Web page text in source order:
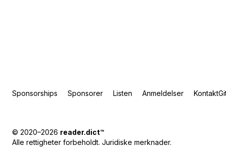
Sponsorships Sponsorer Listen Anmeldelser Kontakt
© 2020–2026 reader.dict™
Alle rettigheter forbeholdt. Juridiske merknader.